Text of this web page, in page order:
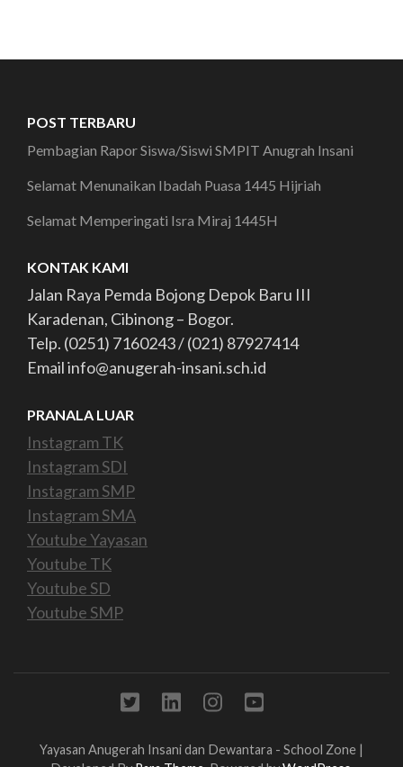
POST TERBARU
Pembagian Rapor Siswa/Siswi SMPIT Anugrah Insani
Selamat Menunaikan Ibadah Puasa 1445 Hijriah
Selamat Memperingati Isra Miraj 1445H
KONTAK KAMI
Jalan Raya Pemda Bojong Depok Baru III
Karadenan, Cibinong – Bogor.
Telp. (0251) 7160243 / (021) 87927414
Email info@anugerah-insani.sch.id
PRANALA LUAR
Instagram TK
Instagram SDI
Instagram SMP
Instagram SMA
Youtube Yayasan
Youtube TK
Youtube SD
Youtube SMP
Yayasan Anugerah Insani dan Dewantara - School Zone |